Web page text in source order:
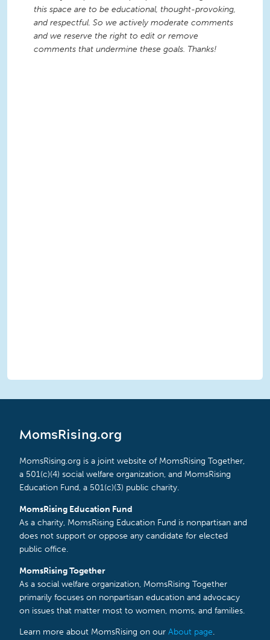
this space are to be educational, thought-provoking,
and respectful. So we actively moderate comments
and we reserve the right to edit or remove
comments that undermine these goals. Thanks!
MomsRising.org
MomsRising.org is a joint website of MomsRising Together,
a 501(c)(4) social welfare organization, and MomsRising
Education Fund, a 501(c)(3) public charity.
MomsRising Education Fund
As a charity, MomsRising Education Fund is nonpartisan and
does not support or oppose any candidate for elected
public office.
MomsRising Together
As a social welfare organization, MomsRising Together
primarily focuses on nonpartisan education and advocacy
on issues that matter most to women, moms, and families.
Learn more about MomsRising on our About page.